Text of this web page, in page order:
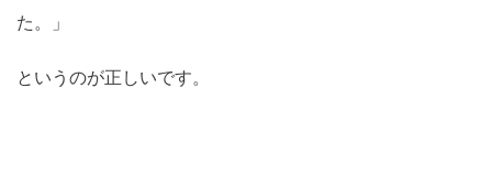
た。」
というのが正しいです。